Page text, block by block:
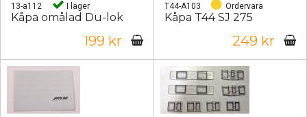
13-a112 I lager
Kåpa omålad Du-lok
199 kr
T44-A103 Ordervara
Kåpa T44 SJ 275
249 kr